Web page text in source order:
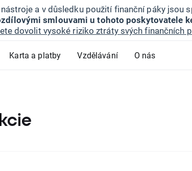
a v důsledku použití finanční páky jsou
smlouvami u tohoto poskytovatele
dovolit vysoké riziko ztráty svých finančních
Karta a platby Vzdělávání O nás